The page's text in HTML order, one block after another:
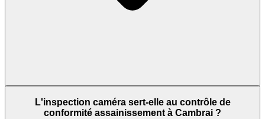
L'inspection caméra sert-elle au contrôle de
conformité assainissement à Cambrai ?